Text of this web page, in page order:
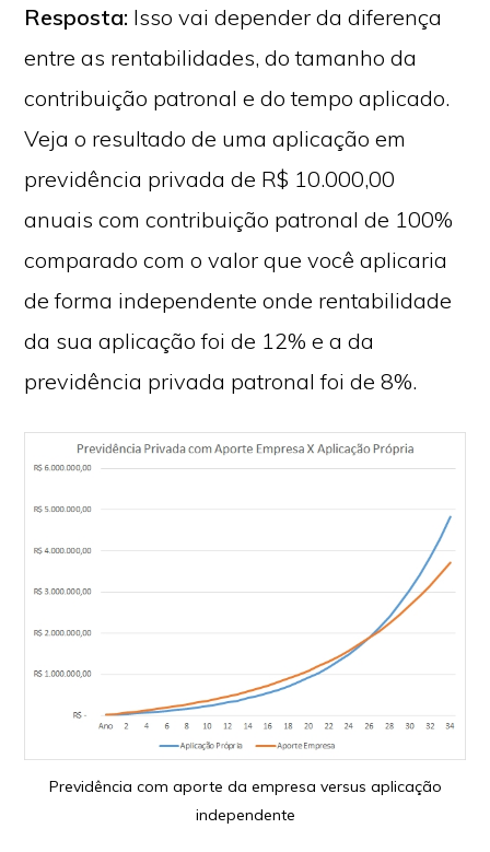
Resposta: Isso vai depender da diferença
entre as rentabilidades, do tamanho da
contribuição patronal e do tempo aplicado.
Veja o resultado de uma aplicação em
previdência privada de R$ 10.000,00
anuais com contribuição patronal de 100%
comparado com o valor que você aplicaria
de forma independente onde rentabilidade
da sua aplicação foi de 12% e a da
previdência privada patronal foi de 8%.
Previdência com aporte da empresa versus aplicação
independente